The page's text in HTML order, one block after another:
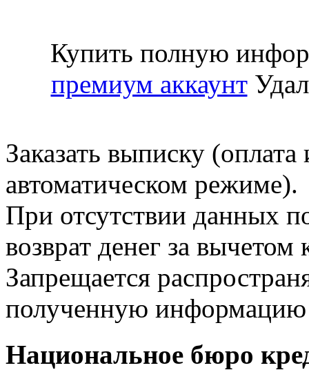
Купить полную
премиум аккаунт
Заказать выписку
автоматическом режиме).
При отсутствии данных
возврат денег за
Запрещается
полученную информацию
Национальное бюро